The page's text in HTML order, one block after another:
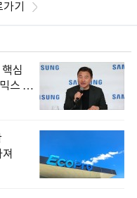
기
심
스 출